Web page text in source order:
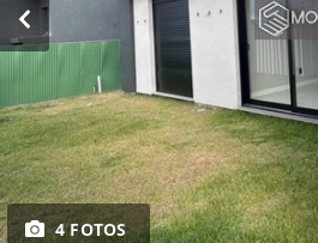
4 FOTOS